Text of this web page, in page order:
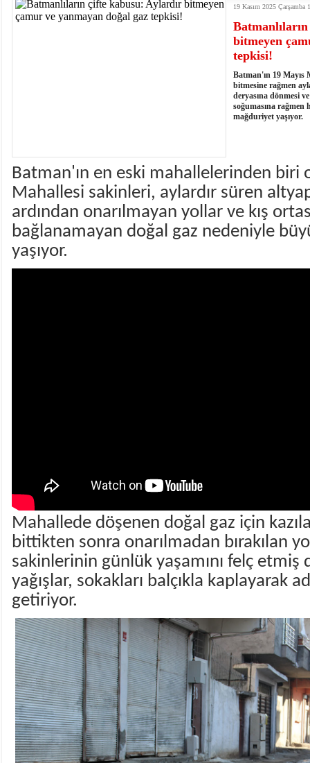
13:03
- Batman Üniversitesinin 2026 YKS kontenjanı
19 Kasım 2025 Çarşamba
bitmeyen
tepkisi!
Batman'ın 19 Mayıs
bitmesine rağmen
deryasına dönmesi
soğumasına rağmen
mağduriyet yaşıyor.
Batman'ın en eski mahallelerinden biri
Mahallesi sakinleri, aylardır süren
ardından onarılmayan yollar ve kış
bağlanamayan doğal gaz nedeniyle
yaşıyor.
Mahallede döşenen doğal gaz için
bittikten sonra onarılmadan bırakılan
sakinlerinin günlük yaşamını felç etmiş
yağışlar, sokakları balçıkla kaplayarak
getiriyor.